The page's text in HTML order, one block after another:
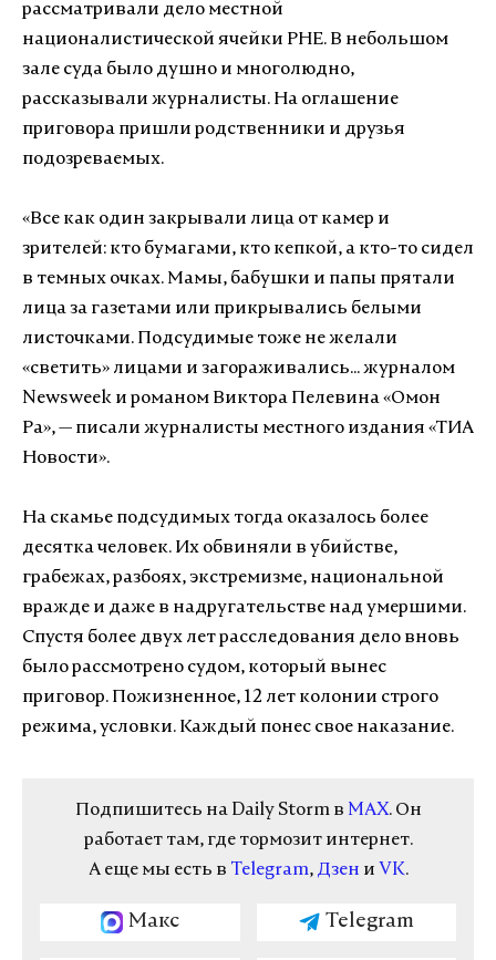
рассматривали дело местной
националистической ячейки РНЕ. В небольшом
зале суда было душно и многолюдно,
рассказывали журналисты. На оглашение
приговора пришли родственники и друзья
подозреваемых.
«Все как один закрывали лица от камер и
зрителей: кто бумагами, кто кепкой, а кто-то сидел
в темных очках. Мамы, бабушки и папы прятали
лица за газетами или прикрывались белыми
листочками. Подсудимые тоже не желали
«светить» лицами и загораживались... журналом
Newsweek и романом Виктора Пелевина «Омон
Ра», — писали журналисты местного издания «ТИА
Новости».
На скамье подсудимых тогда оказалось более
десятка человек. Их обвиняли в убийстве,
грабежах, разбоях, экстремизме, национальной
вражде и даже в надругательстве над умершими.
Спустя более двух лет расследования дело вновь
было рассмотрено судом, который вынес
приговор. Пожизненное, 12 лет колонии строго
режима, условки. Каждый понес свое наказание.
Подпишитесь на Daily Storm в MAX. Он
работает там, где тормозит интернет.
А еще мы есть в Telegram, Дзен и VK.
Макс Telegram